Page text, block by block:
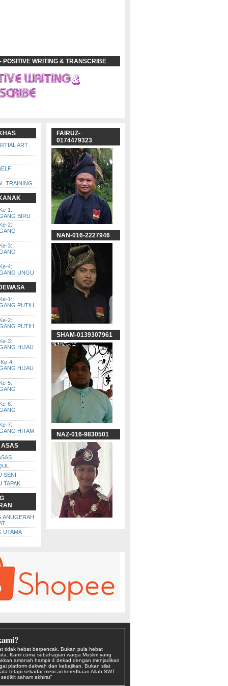
POSITIVE WRITING & TRANSCRIBE
ART
TRAINING
1:
BIRU
2:
3:
4:
UNGU
1:
PUTIH
2:
PUTIH
3:
HIJAU
4:
HIJAU
5:
6:
7:
HITAM
SENI
TAPAK
ANUGERAH
UTAMA
FAIRUZ-
0174479323
NAN-016-2227946
SHAM-0139307961
NAZ-016-9830501
tidak hebat berpencak. Bukan pula hebat
Kami cuma sebahagian warga Muslim yang
amanah hampir 4 dekad dengan menjadikan
platform dakwah dan kebajikan. Bukan silat
tetapi sekadar mencari keredhaan Allah SWT
saham akhirat"